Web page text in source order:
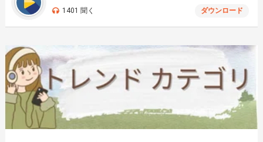
1401 聞く ダウンロード